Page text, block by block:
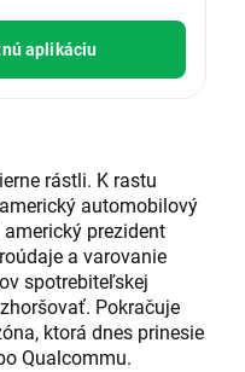
aplikáciu
rástli. K rastu
automobilový
prezident
a varovanie
spotrebiteľskej
Pokračuje
ktorá dnes prinesie
Qualcommu.